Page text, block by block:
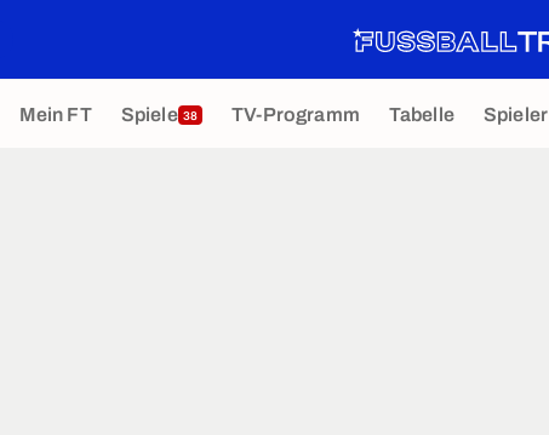
Mein FT Spiele 38 TV-Programm Tabelle Spieler